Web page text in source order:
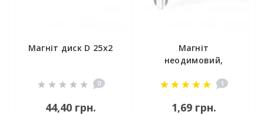
Магніт диск D 25x2
0
44,40 грн.
Магніт
неодимовий,
1
1,69 грн.